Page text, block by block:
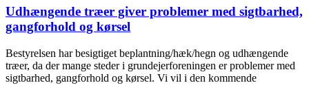
Udhængende træer giver problemer med sigtbarhed,
gangforhold og kørsel
Bestyrelsen har besigtiget beplantning/hæk/hegn og udhængende
træer, da der mange steder i grundejerforeningen er problemer med
sigtbarhed, gangforhold og kørsel. Vi vil i den kommende